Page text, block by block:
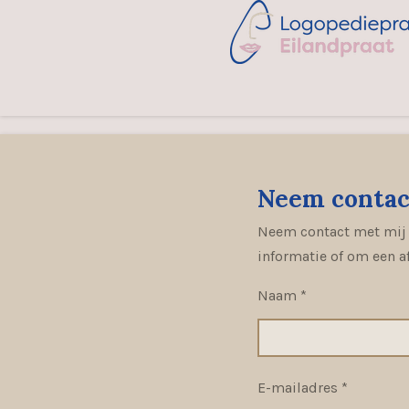
Neem
Neem contact met
informatie of om een
Naam *
E-mailadres *